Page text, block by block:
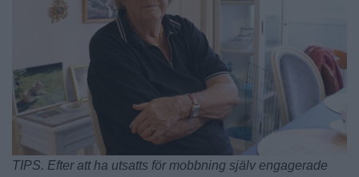
TIPS. Efter att ha utsatts för mobbning själv engagerade